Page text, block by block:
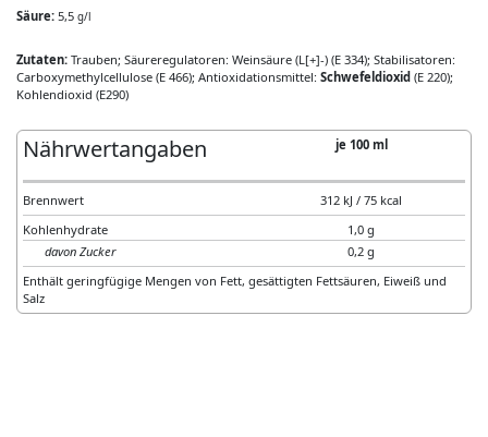
Säure: 5,5 g/l
Zutaten: Trauben; Säureregulatoren: Weinsäure (L[+]-) (E 334); Stabilisatoren:
Carboxymethylcellulose (E 466); Antioxidationsmittel: Schwefeldioxid (E 220);
Kohlendioxid (E290)
Nährwertangaben je 100 ml
Brennwert
312 kJ / 75 kcal
Kohlenhydrate
1,0 g
davon Zucker
0,2 g
Enthält geringfügige Mengen von Fett, gesättigten Fettsäuren, Eiweiß und
Salz